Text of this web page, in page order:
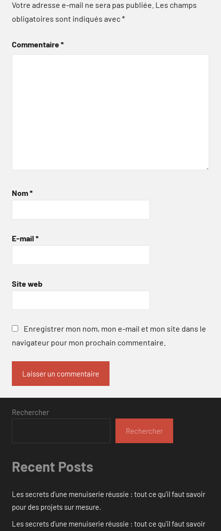
Votre adresse e-mail ne sera pas publiée. Les champs
obligatoires sont indiqués avec*
Commentaire*
Nom*
E-mail *
Site web
Enregistrer mon nom, mon e-mail et mon site dans le
navigateur pour mon prochain commentaire.
Rechercher
Rechercher
Recent Posts
Les secrets d’une menuiserie réussie : tout ce qu’il faut savoir
pour des projets sur mesure.
Les secrets d’une menuiserie réussie : tout ce qu’il faut savoir